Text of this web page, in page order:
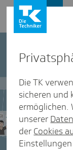
Die TK
sicheren und
ermöglichen.
unserer
der Cookies